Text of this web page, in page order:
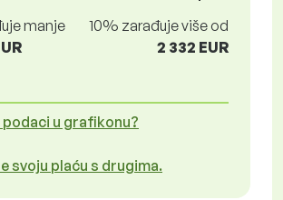
manje
10% zarađuje više od
2 332 EUR
u grafikonu?
svoju plaću s drugima.